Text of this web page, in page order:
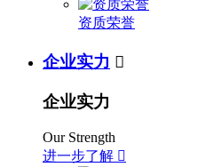
资质荣誉
企业实力 
企业实力
Our Strength
进一步了解 